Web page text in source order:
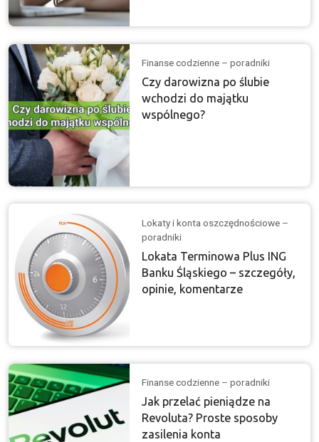
Finanse codzienne – poradniki
Czy darowizna po ślubie
wchodzi do majątku
wspólnego?
Lokaty i konta oszczędnościowe –
poradniki
Lokata Terminowa Plus ING
Banku Śląskiego – szczegóły,
opinie, komentarze
Finanse codzienne – poradniki
Jak przelać pieniądze na
Revoluta? Proste sposoby
zasilenia konta